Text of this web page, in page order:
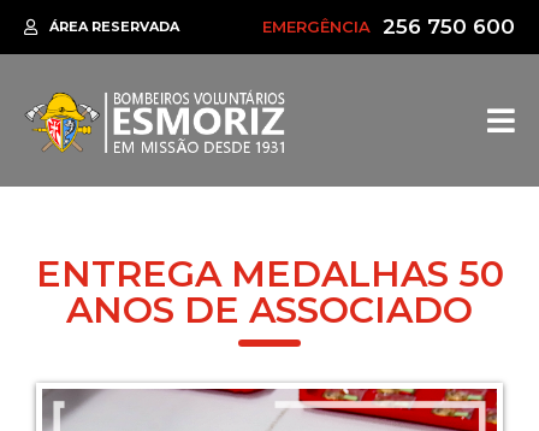
ÁREA RESERVADA EMERGÊNCIA 256 750 600
ENTREGA MEDALHAS 50
ANOS DE ASSOCIADO